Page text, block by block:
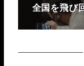
全国を飛び